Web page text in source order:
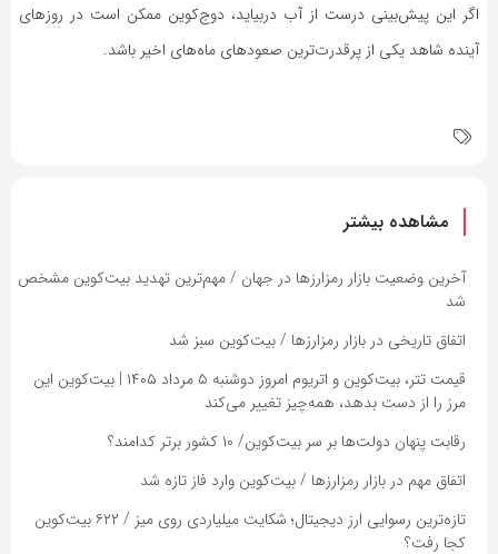
اگر این پیش‌بینی درست از آب دربیاید، دوج‌کوین ممکن است در روزهای
آینده شاهد یکی از پرقدرت‌ترین صعودهای ماه‌های اخیر باشد.
مشاهده بیشتر
آخرین وضعیت بازار رمزارزها در جهان / مهم‌ترین تهدید بیت‌کوین مشخص
شد
اتفاق تاریخی در بازار رمزارزها / بیت‌کوین سبز شد
قیمت تتر، بیت‌کوین و اتریوم امروز دوشنبه ۵ مرداد ۱۴۰۵ | بیت‌کوین این
مرز را از دست بدهد، همه‌چیز تغییر می‌کند
رقابت پنهان دولت‌ها بر سر بیت‌کوین/ ۱۰ کشور برتر کدامند؟
اتفاق مهم در بازار رمزارزها / بیت‌کوین وارد فاز تازه شد
تازه‌ترین رسوایی ارز دیجیتال؛ شکایت میلیاردی روی میز / ۶۲۲ بیت‌کوین
کجا رفت؟